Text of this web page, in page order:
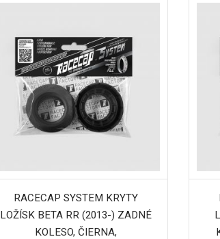
RACECAP SYSTEM KRYTY
LOŽÍSK BETA RR (2013-) ZADNÉ
KOLESO, ČIERNA,